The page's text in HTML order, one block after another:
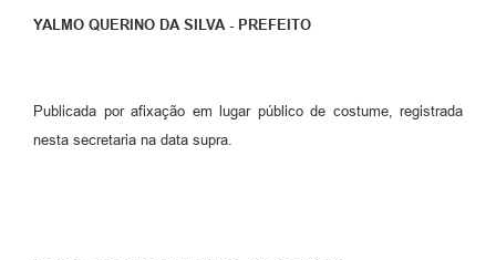
YALMO QUERINO DA SILVA - PREFEITO
Publicada por afixação em lugar público de costume, registrada
nesta secretaria na data supra.